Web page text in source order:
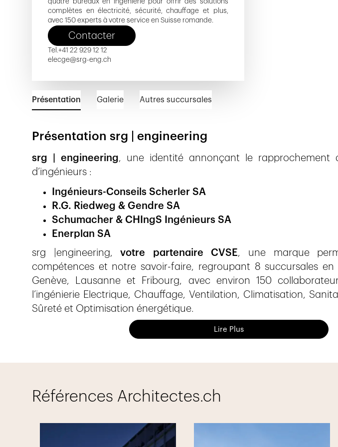
quatre bureaux en ingénierie pour offrir des solutions
complètes en électricité, sécurité, chauffage et plus,
avec 150 experts à votre service en Suisse romande.
Contacter
Tel.+41 22 929 12 12
elecge@srg-eng.ch
Présentation Galerie Autres succursales
Présentation srg | engineering
srg | engineering, une identité annonçant le rapprochement
d’ingénieurs :
Ingénieurs-Conseils Scherler SA
R.G. Riedweg & Gendre SA
Schumacher & CHIngS Ingénieurs SA
Enerplan SA
srg |engineering,votre partenaire CVSE, une marque
compétences et notre savoir-faire, regroupant 8 succursales en
Genève, Lausanne et Fribourg, avec environ 150
l’ingénierie Electrique, Chauffage, Ventilation, Climatisation,
Sûreté et Optimisation énergétique.
permet d’offrir à notre clientèle de Suisse
l'électricité
l'automatisme des bâtiments
le Smart Building
Lire Plus
Références Architectes.ch